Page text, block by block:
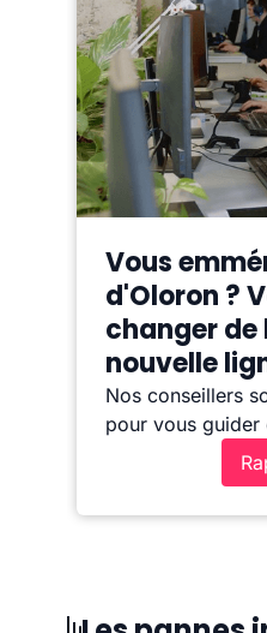
Vous
d'Oloron ?
changer de
nouvelle
Nos conseillers
pour vous guider